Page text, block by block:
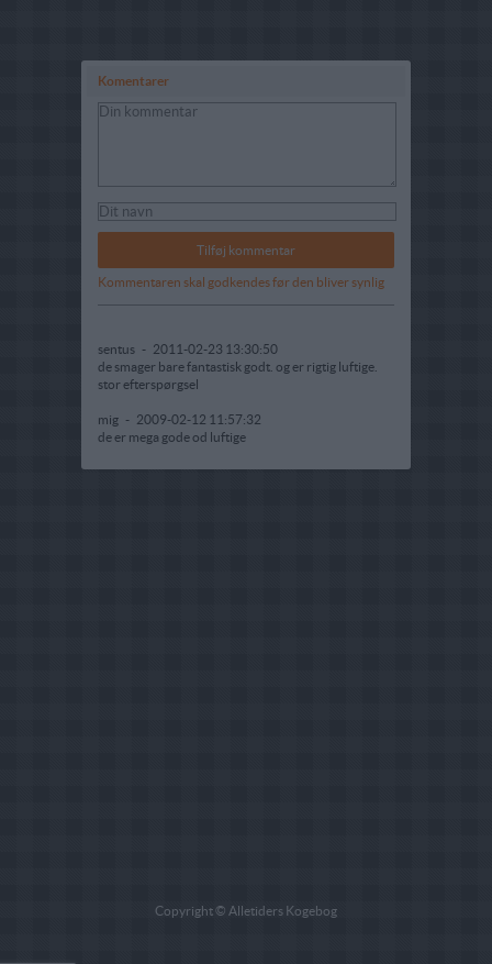
Komentarer
Kommentaren skal godkendes før den bliver synlig
sentus - 2011-02-23 13:30:50
de smager bare fantastisk godt. og er rigtig luftige.
stor efterspørgsel
mig - 2009-02-12 11:57:32
de er mega gode od luftige
Copyright © Alletiders Kogebog